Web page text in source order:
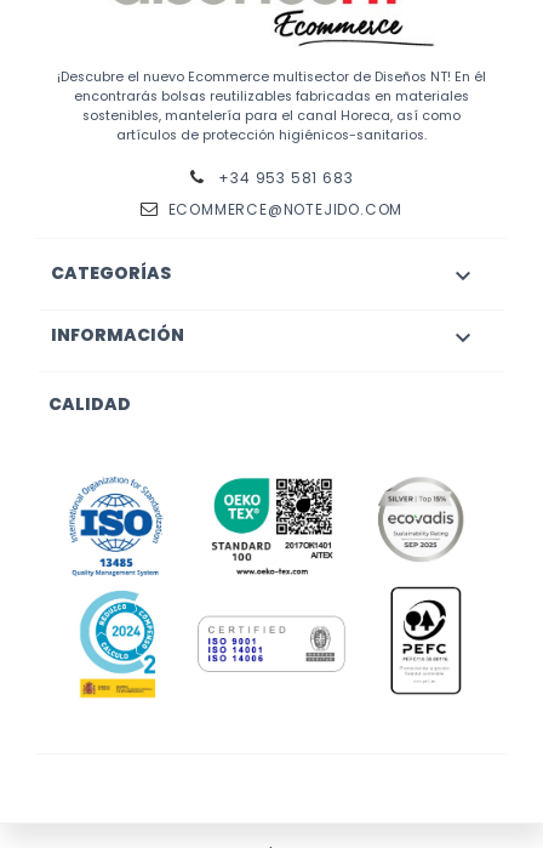
¡Descubre el nuevo Ecommerce multisector de Diseños NT! En él
encontrarás bolsas reutilizables fabricadas en materiales
sostenibles, mantelería para el canal Horeca, así como
artículos de protección higiénicos-sanitarios.
+34 953 581 683
ECOMMERCE@NOTEJIDO.COM
CATEGORÍAS 
INFORMACIÓN 
CALIDAD